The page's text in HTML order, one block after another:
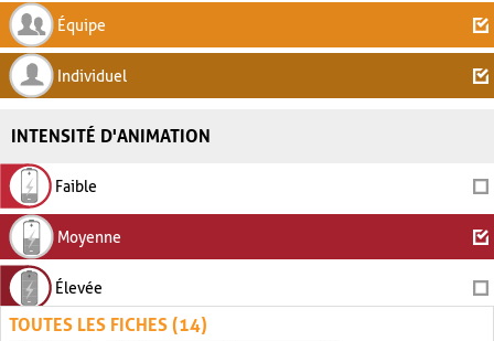
Équipe
Individuel
INTENSITÉ D'ANIMATION
Faible
Moyenne
Élevée
TOUTES LES FICHES (14)